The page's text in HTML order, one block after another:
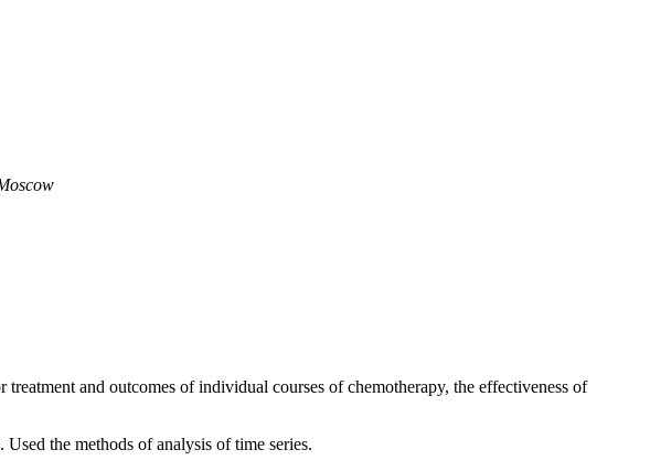
and outcomes of individual courses of chemotherapy, the effectiveness of
the methods of analysis of time series.